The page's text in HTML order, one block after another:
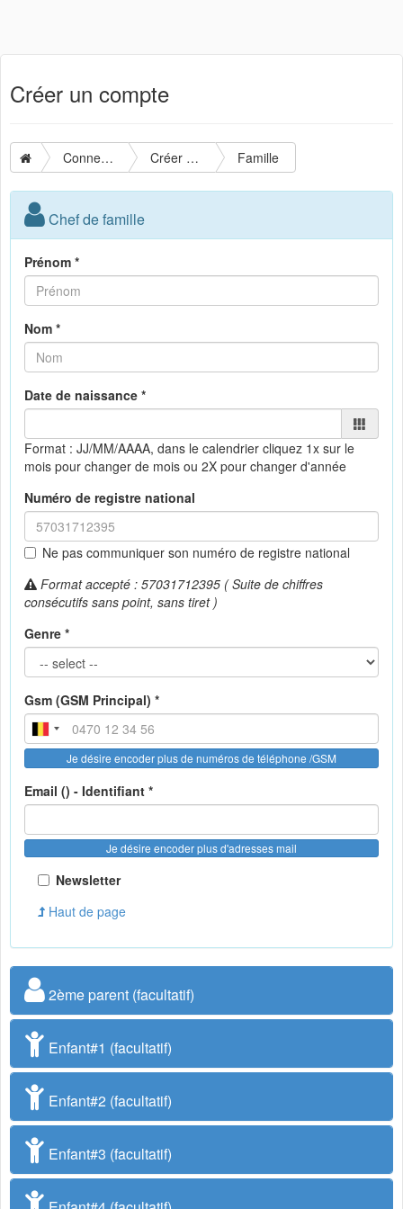
Créer un compte
Connexion Créer un compte Famille
Chef de famille
Prénom *
Nom *
Date de naissance *
Format : JJ/MM/AAAA, dans le calendrier cliquez 1x sur le
mois pour changer de mois ou 2X pour changer d'année
Numéro de registre national
Ne pas communiquer son numéro de registre national
Format accepté : 57031712395 ( Suite de chiffres
consécutifs sans point, sans tiret )
Genre *
Gsm (GSM Principal) *
Je désire encoder plus de numéros de téléphone /GSM
Email () - Identifiant *
Je désire encoder plus d'adresses mail
Newsletter
Haut de page
2ème parent (facultatif)
Enfant#1 (facultatif)
Enfant#2 (facultatif)
Enfant#3 (facultatif)